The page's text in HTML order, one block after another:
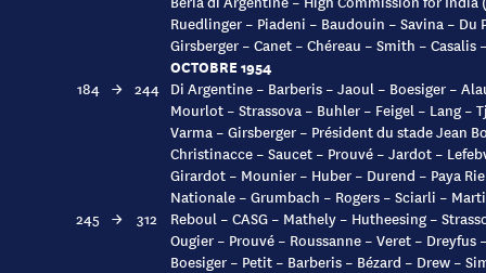
Ruedlinger – Piadeni – Baudouin – Savina – Du
Girsberger – Canet – Chéreau – Smith – Casalis
OCTOBRE 1954
184 → 244 Di Argentine – Barberis – Jaoul – Boesiger –
Mourlot – Strassova – Buhler – Feigel – Lang –
Varma – Girsberger – Président du stade Jean
Christinacce – Saucet – Prouvé – Jardot –
Girardot – Mounier – Huber – Durend – Paya
Nationale – Grumbach – Rogers – Sciarli –
245 → 312
Reboul – CASG – Mathely – Hutheesing –
Ougier – Prouvé – Roussanne – Veret –
Boesiger – Petit – Barberis – Bézard – Drew –